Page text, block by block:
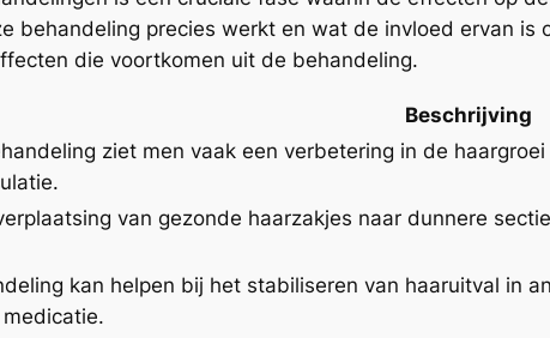
behandeling precies werkt en wat de invloed ervan
die voortkomen uit de behandeling.
Beschrijving
ziet men vaak een verbetering in de
van gezonde haarzakjes naar dunnere
kan helpen bij het stabiliseren van haaruitval in